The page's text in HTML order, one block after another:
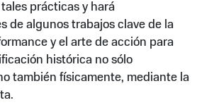
prácticas y hará
de algunos trabajos clave de la
y el arte de acción para
histórica no sólo
también físicamente, mediante la